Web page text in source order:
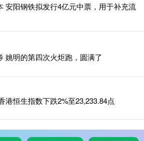
安阳钢铁拟发行4亿元中票，用于补充流
姚明的第四次火炬跑，圆满了
港恒生指数下跌2%至23,233.84点